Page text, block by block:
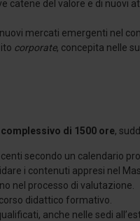
del valore e di nuovi
mercati emergenti nel
corporate, concepita nelle
di 1500 ore,
secondo un calendario
i contenuti appresi nel
nel processo di valutazione.
didattico formativo.
anche nelle sedi